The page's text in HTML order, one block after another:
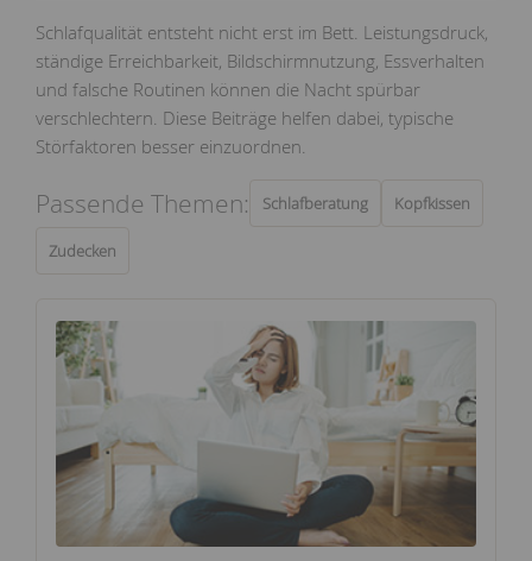
Schlafqualität entsteht nicht erst im Bett. Leistungsdruck,
ständige Erreichbarkeit, Bildschirmnutzung, Essverhalten
und falsche Routinen können die Nacht spürbar
verschlechtern. Diese Beiträge helfen dabei, typische
Störfaktoren besser einzuordnen.
Passende Themen: Schlafberatung Kopfkissen
Zudecken